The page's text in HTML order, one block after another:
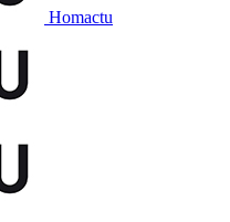
Homactu